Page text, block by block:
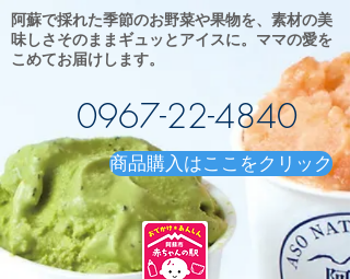
阿蘇で採れた季節のお野菜や果物を、素材の美
味しさそのままギュッとアイスに。ママの愛を
こめてお届けします。
0967-22-4840
商品購入はここをクリック